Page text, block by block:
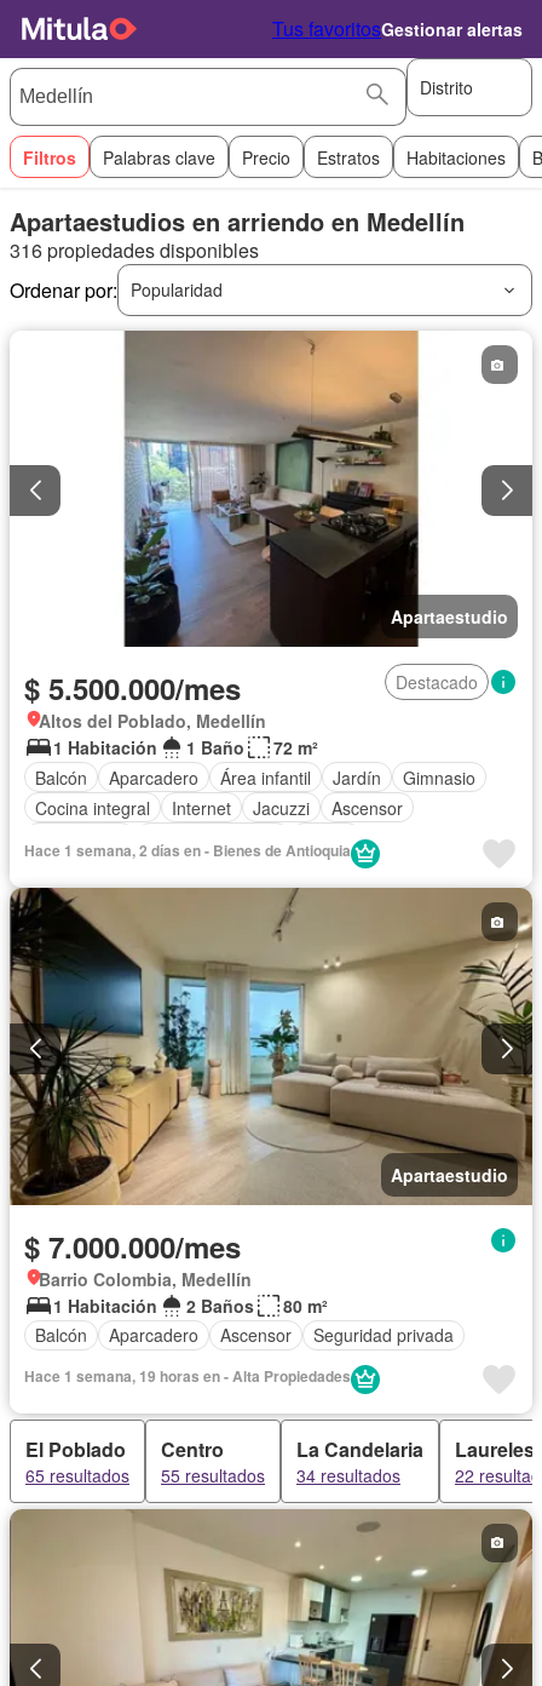
Tus favoritosGestionar alertas
Distrito
Filtros Palabras clave Precio Estratos Habitaciones
Apartaestudios en arriendo en Medellín
316 propiedades disponibles
Ordenar por:
Popularidad
Apartaestudio
$ 5.500.000/mes
Destacado
Altos del Poblado, Medellín
1 Habitación
1 Baño
72 m²
Balcón
Aparcadero Área infantil Jardín
Gimnasio
Cocina integral
Internet Jacuzzi
Ascensor
Hace 1 semana, 2 días en - Bienes de Antioquia
Apartaestudio
$ 7.000.000/mes
Barrio Colombia, Medellín
1 Habitación
2 Baños
80 m²
Balcón
Aparcadero Ascensor Seguridad privada
Hace 1 semana, 19 horas en - Alta Propiedades
El Poblado
65 resultados
Centro
55 resultados
La Candelaria
34 resultados
Laureles
22